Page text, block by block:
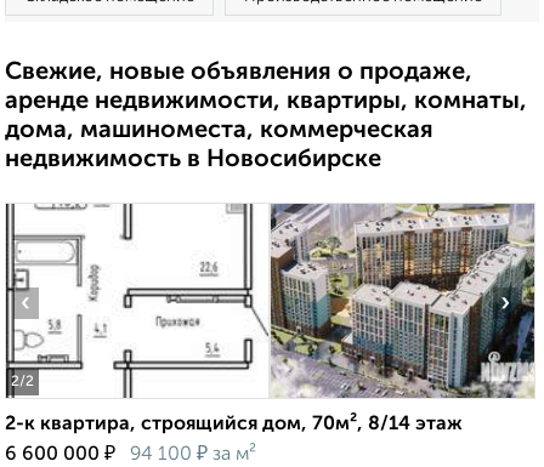
Свежие, новые объявления о продаже,
аренде недвижимости, квартиры, комнаты,
дома, машиноместа, коммерческая
недвижимость в Новосибирске
2/2
‹ ›
2-к квартира, строящийся дом, 70м², 8/14 этаж
6 600 000 ₽ 94 100 ₽ за м²